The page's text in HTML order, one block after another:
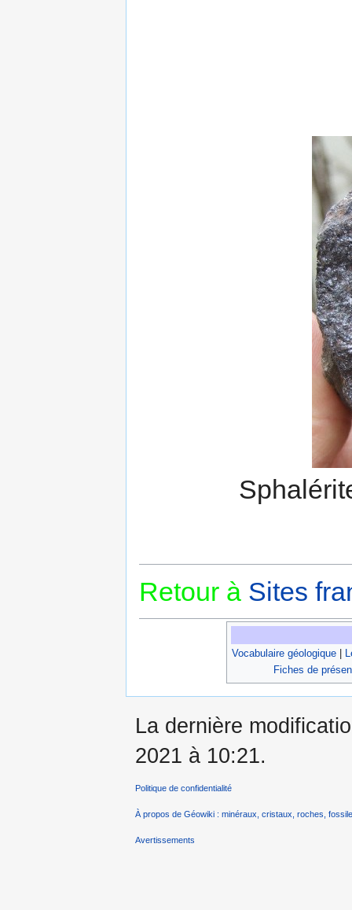
Retour à Sites
Vocabulaire géologique|
Fiches de
La dernière
2021 à 10:21.
Politique de confidentialité
À propos de Géowiki : minéraux, cristaux, roches,
Avertissements